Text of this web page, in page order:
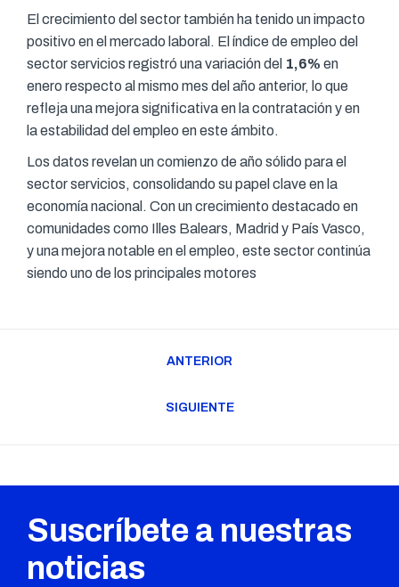
El crecimiento del sector también ha tenido un impacto
positivo en el mercado laboral. El índice de empleo del
sector servicios registró una variación del 1,6% en
enero respecto al mismo mes del año anterior, lo que
refleja una mejora significativa en la contratación y en
la estabilidad del empleo en este ámbito.
Los datos revelan un comienzo de año sólido para el
sector servicios, consolidando su papel clave en la
economía nacional. Con un crecimiento destacado en
comunidades como Illes Balears, Madrid y País Vasco,
y una mejora notable en el empleo, este sector continúa
siendo uno de los principales motores
ANTERIOR
SIGUIENTE
Suscríbete a nuestras
noticias